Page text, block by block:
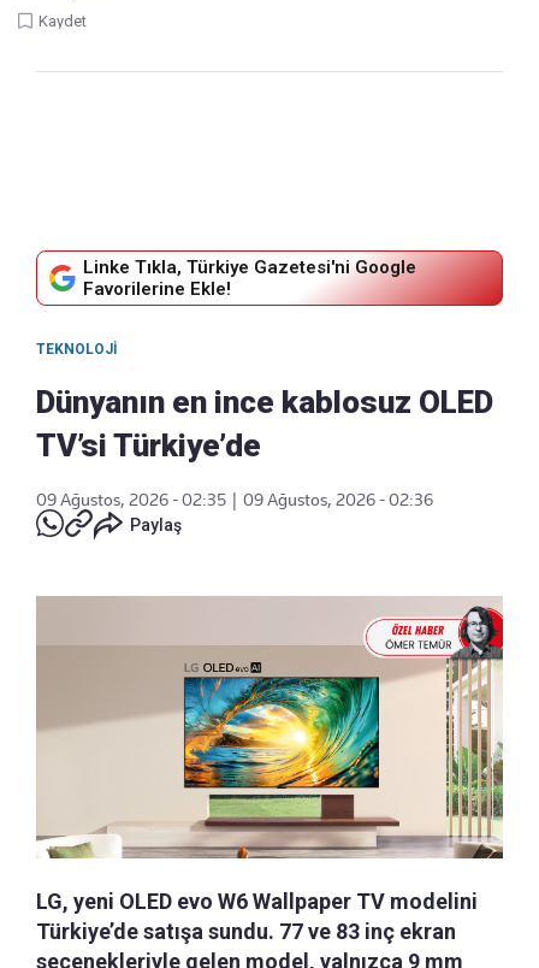
Kaydet
Linke Tıkla, Türkiye Gazetesi'ni Google
Favorilerine Ekle!
TEKNOLOJI
Dünyanın en ince kablosuz OLED
TV’si Türkiye’de
09 Ağustos, 2026 - 02:35
09 Ağustos, 2026 - 02:36
Paylaş
LG, yeni OLED evo W6 Wallpaper TV modelini
Türkiye’de satışa sundu. 77 ve 83 inç ekran
seçenekleriyle gelen model, yalnızca 9 mm